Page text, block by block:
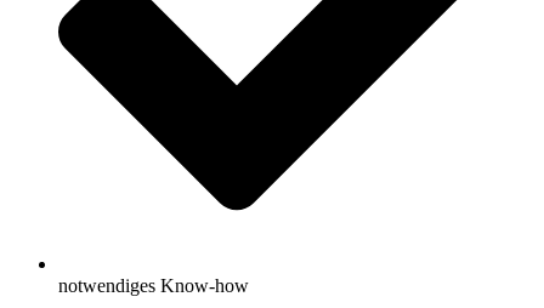
notwendiges Know-how